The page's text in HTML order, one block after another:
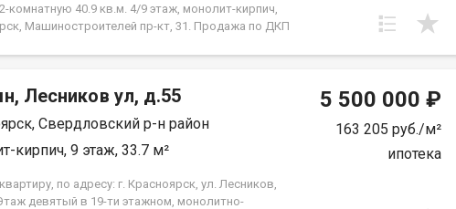
комнатную 40.9 кв.м. 4/9 этаж, монолит-кирпич,
Машиностроителей пр-кт, 31. Продажа по ДКП
Лесников ул, д.55
Свердловский р-н район
кирпич, 9 этаж, 33.7 м²
по адресу: г. Красноярск, ул. Лесников,
девятый в 19-ти этажном, монолитно-
5 500 000 ₽
163 205 руб./м²
ипотека